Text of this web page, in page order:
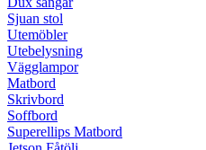
Sjuan stol
Utemöbler
Utebelysning
Vägglampor
Matbord
Skrivbord
Soffbord
Superellips Matbord